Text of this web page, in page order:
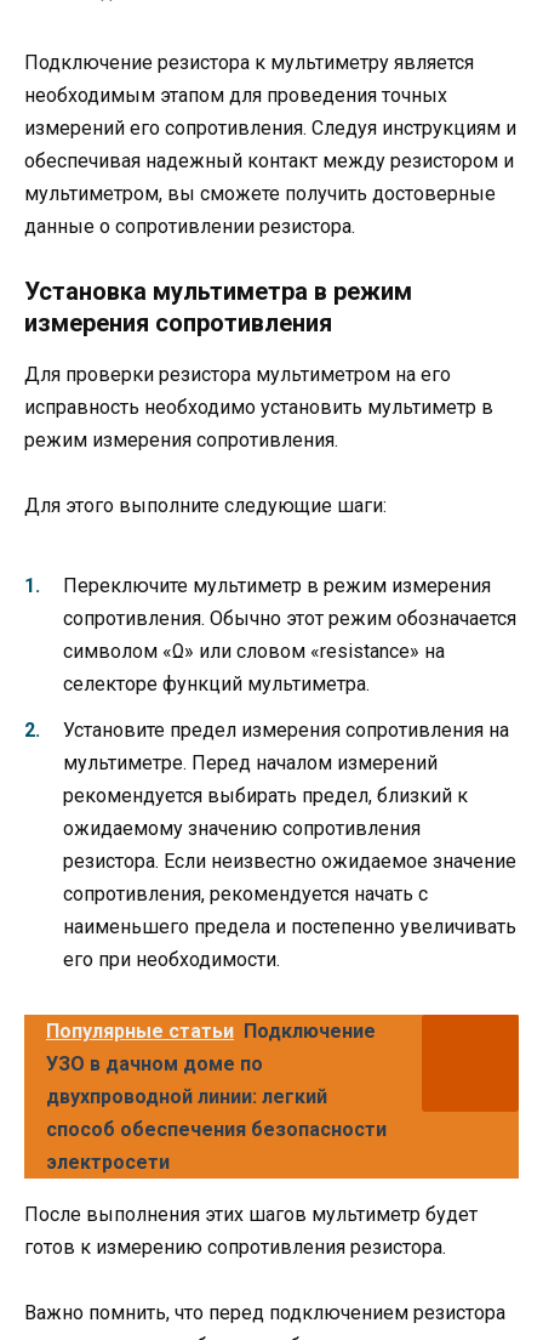
Подключение резистора к мультиметру является
необходимым этапом для проведения точных
измерений его сопротивления. Следуя инструкциям и
обеспечивая надежный контакт между резистором и
мультиметром, вы сможете получить достоверные
данные о сопротивлении резистора.
Установка мультиметра в режим
измерения сопротивления
Для проверки резистора мультиметром на его
исправность необходимо установить мультиметр в
режим измерения сопротивления.
Для этого выполните следующие шаги:
Переключите мультиметр в режим измерения
сопротивления. Обычно этот режим обозначается
символом «Ω» или словом «resistance» на
селекторе функций мультиметра.
Установите предел измерения сопротивления на
мультиметре. Перед началом измерений
рекомендуется выбирать предел, близкий к
ожидаемому значению сопротивления
резистора. Если неизвестно ожидаемое значение
сопротивления, рекомендуется начать с
наименьшего предела и постепенно увеличивать
его при необходимости.
Популярные статьи Подключение
УЗО в дачном доме по
двухпроводной линии: легкий
способ обеспечения безопасности
электросети
После выполнения этих шагов мультиметр будет
готов к измерению сопротивления резистора.
Важно помнить, что перед подключением резистора